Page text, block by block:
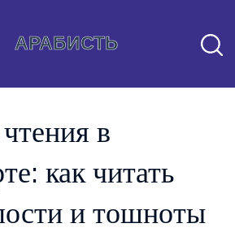
в
как читать
и тошноты